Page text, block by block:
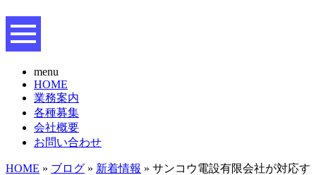
menu
HOME
業務案内
各種募集
会社概要
お問い合わせ
HOME » ブログ » 新着情報 » サンコウ電設有限会社が対応す